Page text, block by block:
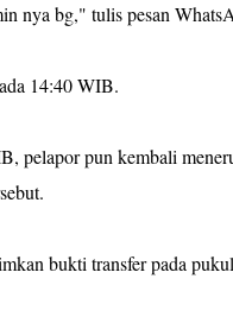
nya bg," tulis pesan
14:40 WIB.
pelapor pun kembali
bukti transfer pada